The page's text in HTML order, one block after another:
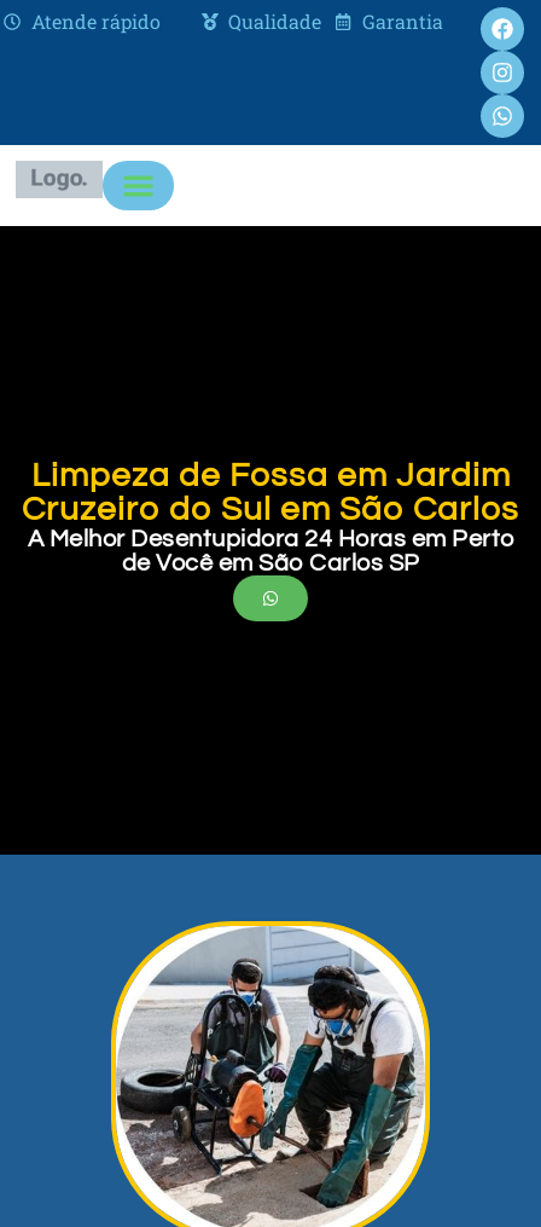
Atende rápido Qualidade Garantia
Limpeza de Fossa em Jardim
Cruzeiro do Sul em São Carlos
A Melhor Desentupidora 24 Horas em Perto
de Você em São Carlos SP